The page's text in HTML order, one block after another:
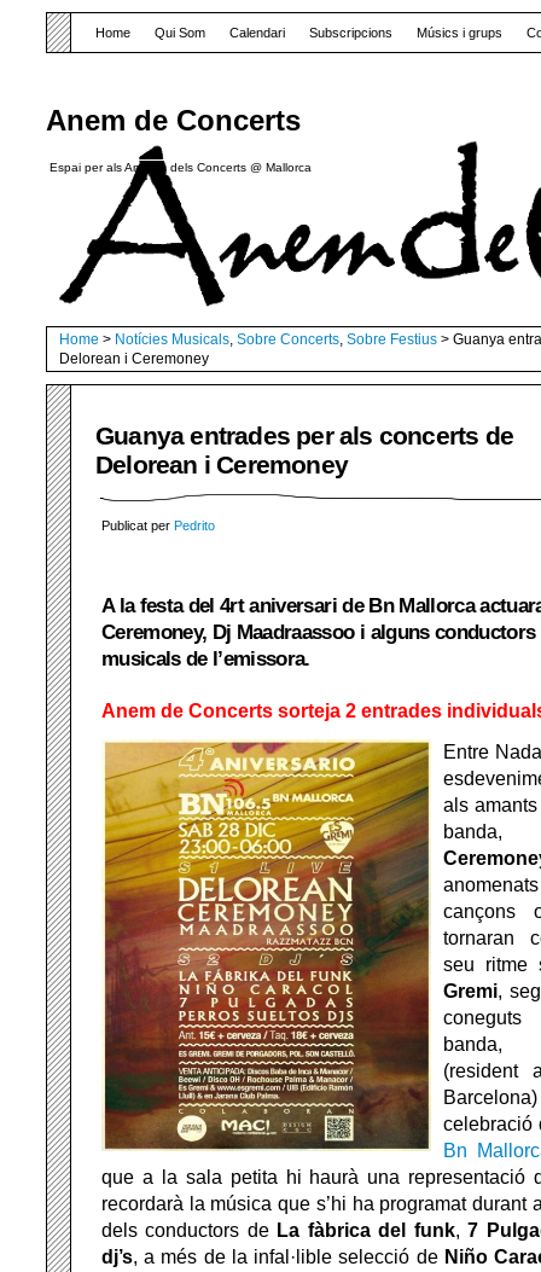
Anem de Concerts
Espai per als Amants dels Concerts @ Mallorca
Home Qui Som Calendari Subscripcions Músics i grups
Home > Notícies Musicals, Sobre Concerts, Sobre Festius > Guanya
Delorean i Ceremoney
Guanya entrades per als concerts de
Delorean i Ceremoney
Publicat per Pedrito
A la festa del 4rt aniversari de Bn Mallorca
Ceremoney, Dj Maadraassoo i alguns
musicals de l’emissora.
Anem de Concerts sorteja 2 entrades
Entre
als
banda,
cançons
tornaran
seu ritme
Gremi,
coneguts
(resident
Bn
que a la sala petita hi haurà una representació
recordarà la música que s’hi ha programat durant
dels conductors de La fàbrica del funk,7
dj’s, a més de la infal·lible selecció de Niño